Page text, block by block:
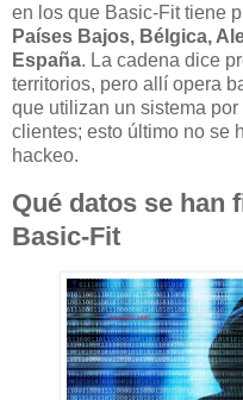
en los que Basic-Fit tiene
Países Bajos, Bélgica,
España. La cadena dice
territorios, pero allí opera
que utilizan un sistema
clientes; esto último no se
hackeo.
Qué datos se han
Basic-Fit